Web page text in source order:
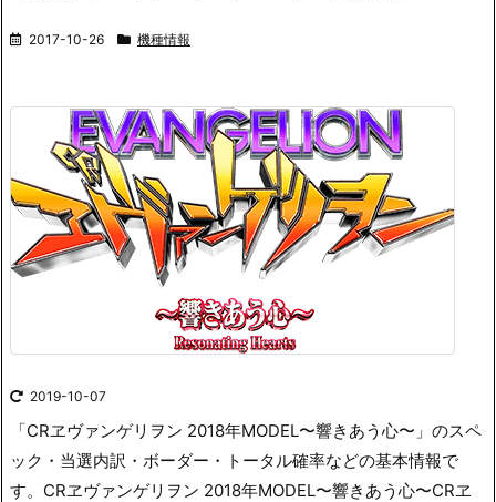
2017-10-26 機種情報
2019-10-07
「CRヱヴァンゲリヲン 2018年MODEL〜響きあう心〜」のスペ
ック・当選内訳・ボーダー・トータル確率などの基本情報で
す。 CRヱヴァンゲリヲン 2018年MODEL〜響きあう心〜CRヱ